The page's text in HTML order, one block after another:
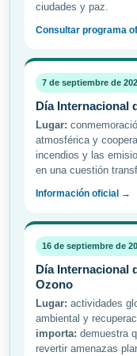
ciudades y paz.
Consultar programa
7 de septiembre de
Día Internacional
Lugar:
atmosférica y
incendios y las
en una cuestión
Información oficial →
16 de septiembre de
Día Internacional
Ozono
Lugar: actividades
ambiental y
importa: demuestra
revertir amenazas